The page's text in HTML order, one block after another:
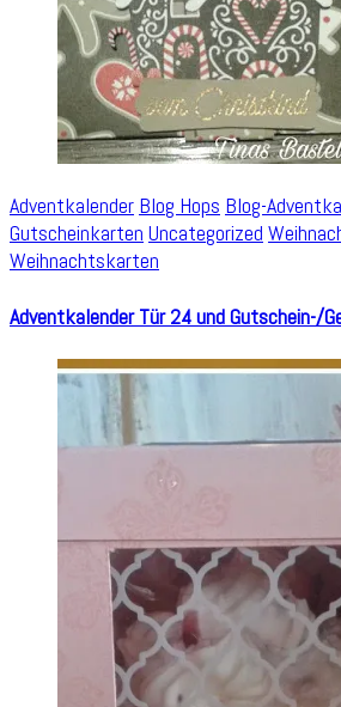
Adventkalender Blog Hops Blog-
Gutscheinkarten Uncategorized
Weihnachtskarten
Adventkalender Tür 24 und Gutschein-/